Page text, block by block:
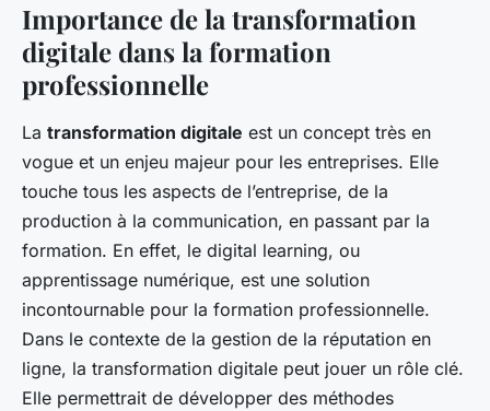
Importance de la transformation
digitale dans la formation
professionnelle
La transformation digitale est un concept très en
vogue et un enjeu majeur pour les entreprises. Elle
touche tous les aspects de l’entreprise, de la
production à la communication, en passant par la
formation. En effet, le digital learning, ou
apprentissage numérique, est une solution
incontournable pour la formation professionnelle.
Dans le contexte de la gestion de la réputation en
ligne, la transformation digitale peut jouer un rôle clé.
Elle permettrait de développer des méthodes